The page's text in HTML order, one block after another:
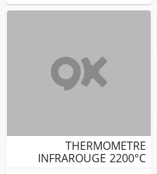
THERMOMETRE
INFRAROUGE 2200°C